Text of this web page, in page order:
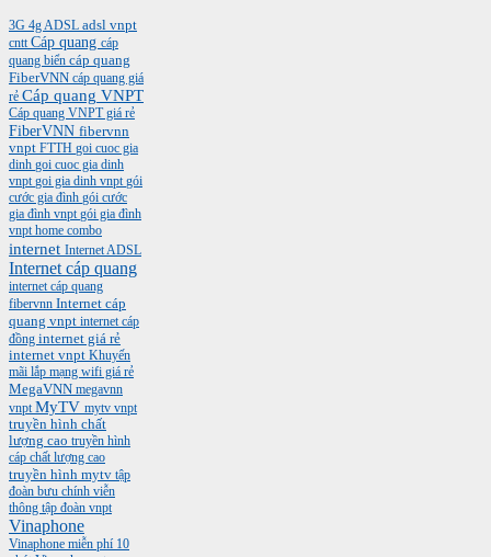
3G 4gADSL adsl vnpt
cnttCáp quang cáp
quang biển cáp quang
FiberVNN cáp quang giá
rẻ Cáp quang VNPT
Cáp quang VNPT giá rẻ
FiberVNN fibervnn
vnpt FTTH goi cuoc gia
dinh goi cuoc gia dinh
vnptgoi gia dinh vnptgói
cước gia đình gói cước
gia đình vnptgói gia đình
vnpthome combo
internet Internet ADSL
Internet cáp quang
internet cáp quang
fibervnn Internet cáp
quang vnpt internet cáp
đồng internet giá rẻ
internet vnpt Khuyến
mãi lắp mạng wifi giá rẻ
MegaVNN megavnn
vnptMyTV mytv vnpt
truyền hình chất
lượng cao truyền hình
cáp chất lượng cao
truyền hình mytv tập
đoàn bưu chính viễn
thông tập đoàn vnpt
Vinaphone
Vinaphone miễn phí 10